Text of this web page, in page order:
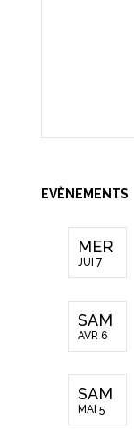
EVÈNEMENTS
MER
JUI 7
SAM
AVR 6
SAM
MAI 5